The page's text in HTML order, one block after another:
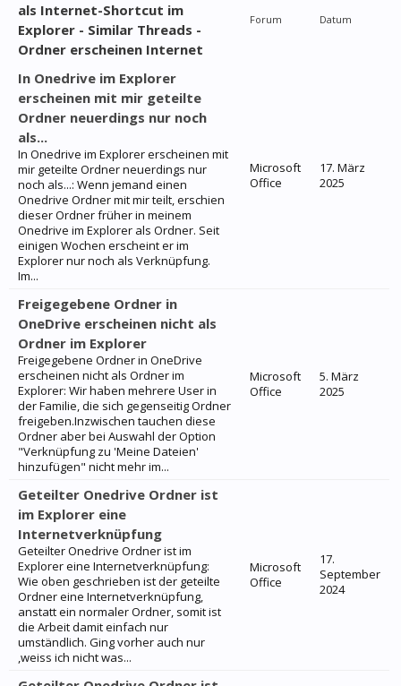
als Internet-Shortcut im
Explorer - Similar Threads -
Ordner erscheinen Internet
Forum Datum
In Onedrive im Explorer
erscheinen mit mir geteilte
Ordner neuerdings nur noch
als...
In Onedrive im Explorer erscheinen mit
mir geteilte Ordner neuerdings nur
noch als...: Wenn jemand einen
Onedrive Ordner mit mir teilt, erschien
dieser Ordner früher in meinem
Onedrive im Explorer als Ordner. Seit
einigen Wochen erscheint er im
Explorer nur noch als Verknüpfung.
Im...
Microsoft
Office
17. März
2025
Freigegebene Ordner in
OneDrive erscheinen nicht als
Ordner im Explorer
Freigegebene Ordner in OneDrive
erscheinen nicht als Ordner im
Explorer: Wir haben mehrere User in
der Familie, die sich gegenseitig Ordner
freigeben.Inzwischen tauchen diese
Ordner aber bei Auswahl der Option
"Verknüpfung zu 'Meine Dateien'
hinzufügen" nicht mehr im...
Microsoft
Office
5. März
2025
Geteilter Onedrive Ordner ist
im Explorer eine
Internetverknüpfung
Geteilter Onedrive Ordner ist im
Explorer eine Internetverknüpfung:
Wie oben geschrieben ist der geteilte
Ordner eine Internetverknüpfung,
anstatt ein normaler Ordner, somit ist
die Arbeit damit einfach nur
umständlich. Ging vorher auch nur
,weiss ich nicht was...
Microsoft
Office
17.
September
2024